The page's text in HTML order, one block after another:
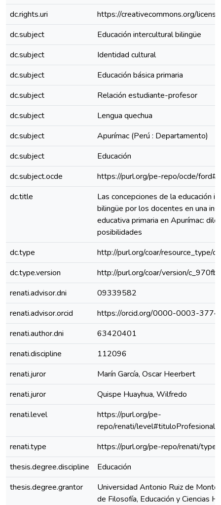
dc.rights.uri
https://creativecommons.org/
dc.subject
Educación intercultural bilingüe
dc.subject
Identidad cultural
dc.subject
Educación básica primaria
dc.subject
Relación estudiante-profesor
dc.subject
Lengua quechua
dc.subject
Apurímac (Perú : Departamento)
dc.subject
Educación
dc.subject.ocde
https://purl.org/pe-repo/ocde/
dc.title
Las concepciones de la educación
bilingüe por los docentes en una
educativa primaria en Apurímac:
posibilidades
dc.type
http://purl.org/coar/resource_type/
dc.type.version
http://purl.org/coar/version/
renati.advisor.dni
09339582
renati.advisor.orcid
https://orcid.org/0000-0003-
renati.author.dni
63420401
renati.discipline
112096
renati.juror
Marín García, Oscar Heerbert
renati.juror
Quispe Huayhua, Wilfredo
renati.level
https://purl.org/pe-
repo/renati/level#tituloProfesional
renati.type
https://purl.org/pe-repo/renati/
thesis.degree.discipline
Educación
thesis.degree.grantor
Universidad Antonio Ruiz de
de Filosofía, Educación y Ciencias